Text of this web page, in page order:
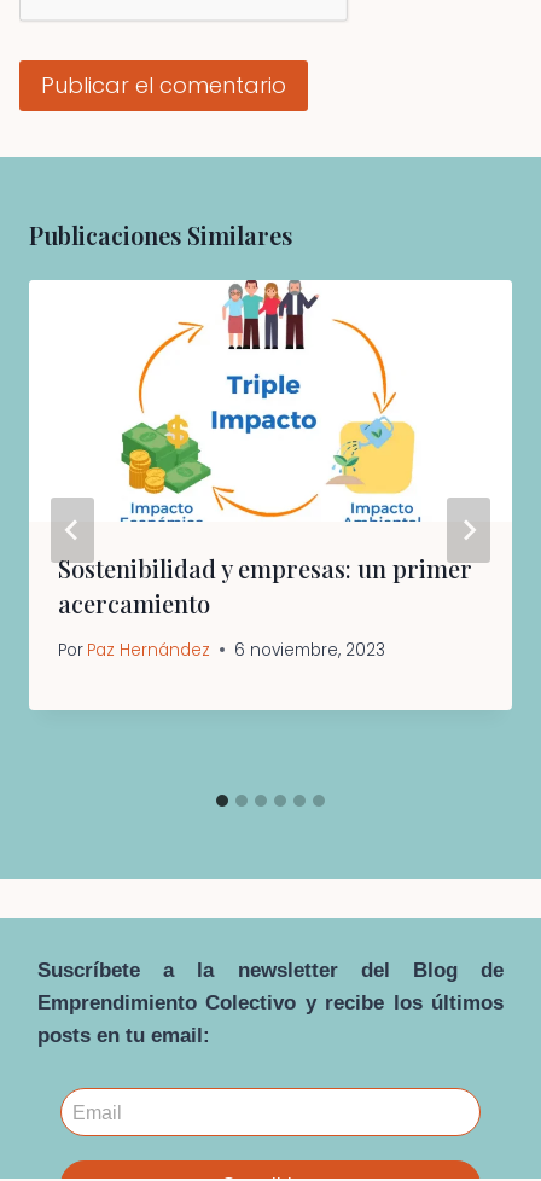
Publicaciones Similares
Sostenibilidad y empresas: un primer
acercamiento
Por Paz Hernández 6 noviembre, 2023
Suscríbete a la newsletter del Blog de
Emprendimiento Colectivo y recibe los últimos
posts en tu email: